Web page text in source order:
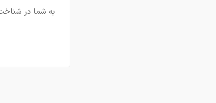
به شما در